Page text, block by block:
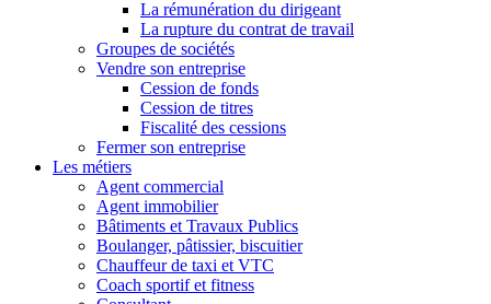
La rémunération du dirigeant
La rupture du contrat de travail
Groupes de sociétés
Vendre son entreprise
Cession de fonds
Cession de titres
Fiscalité des cessions
Fermer son entreprise
Les métiers
Agent commercial
Agent immobilier
Bâtiments et Travaux Publics
Boulanger, pâtissier, biscuitier
Chauffeur de taxi et VTC
Coach sportif et fitness